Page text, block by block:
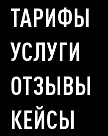
ТАРИФЫ
УСЛУГИ
ОТЗЫВЫ
КЕЙСЫ